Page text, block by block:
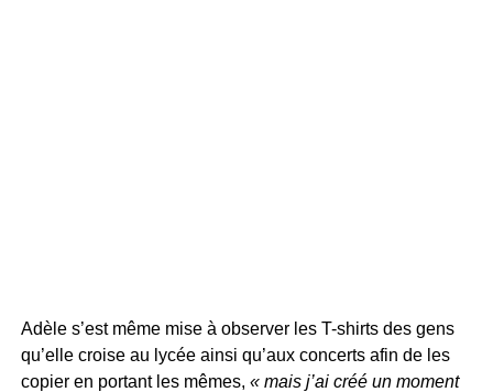
Adèle s’est même mise à observer les T-shirts des gens
qu’elle croise au lycée ainsi qu’aux concerts afin de les
copier en portant les mêmes, « mais j’ai créé un moment